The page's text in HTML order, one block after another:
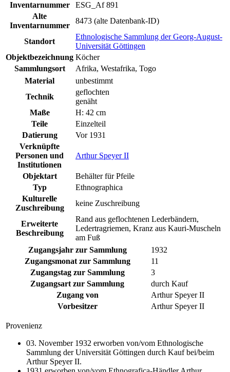
Inventarnummer
ESG_Af 891
Alte
Inventarnummer
8473 (alte Datenbank-ID)
Standort
Ethnologische Sammlung der Georg-August-
Universität Göttingen
Objektbezeichnung Köcher
Sammlungsort
Afrika, Westafrika, Togo
Material
unbestimmt
Technik
geflochten
genäht
Maße
H: 42 cm
Teile
Einzelteil
Datierung
Vor 1931
Verknüpfte
Personen und
Institutionen
Arthur Speyer II
Objektart
Behälter für Pfeile
Typ
Ethnographica
Kulturelle
Zuschreibung
keine Zuschreibung
Erweiterte
Beschreibung
Rand aus geflochtenen Lederbändern,
Ledertragriemen, Kranz aus Kauri-Muscheln
am Fuß
Zugangsjahr zur Sammlung
1932
Zugangsmonat zur Sammlung
11
Zugangstag zur Sammlung
3
Zugangsart zur Sammlung
durch Kauf
Zugang von
Arthur Speyer II
Vorbesitzer
Arthur Speyer II
Provenienz
03. November 1932 erworben von/vom Ethnologische
Sammlung der Universität Göttingen durch Kauf bei/beim
Arthur Speyer II.